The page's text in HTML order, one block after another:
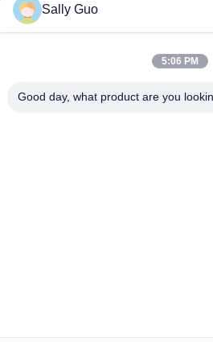
강화된 전기목책 태양 에너지를 위한
3.2V LiFePO4 건전지 팩
EV와 ESS 프리즘 세포를 위한 113AH
Sally Guo
5:06 PM
Good day, what product are you